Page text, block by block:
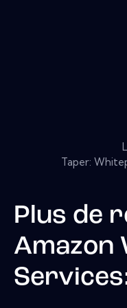
Taper:
Plus de
Amazon